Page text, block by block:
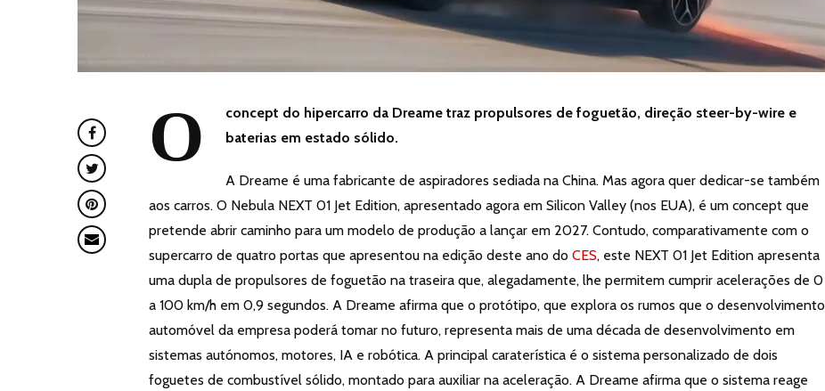
O
concept do hipercarro da Dreame traz propulsores de foguetão, direção steer-by-wire e
baterias em estado sólido.
A Dreame é uma fabricante de aspiradores sediada na China. Mas agora quer dedicar-se também
aos carros. O Nebula NEXT 01 Jet Edition, apresentado agora em Silicon Valley (nos EUA), é um concept que
pretende abrir caminho para um modelo de produção a lançar em 2027. Contudo, comparativamente com o
supercarro de quatro portas que apresentou na edição deste ano do CES, este NEXT 01 Jet Edition apresenta
uma dupla de propulsores de foguetão na traseira que, alegadamente, lhe permitem cumprir acelerações de 0
a 100 km/h em 0,9 segundos. A Dreame afirma que o protótipo, que explora os rumos que o desenvolvimento
automóvel da empresa poderá tomar no futuro, representa mais de uma década de desenvolvimento em
sistemas autónomos, motores, IA e robótica. A principal caraterística é o sistema personalizado de dois
foguetes de combustível sólido, montado para auxiliar na aceleração. A Dreame afirma que o sistema reage